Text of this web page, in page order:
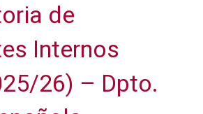
de
Internos
26) – Dpto.